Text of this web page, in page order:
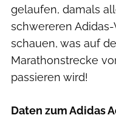
gelaufen, damals
schwereren
schauen, was auf
Marathonstrecke
passieren wird!
Daten zum Adidas